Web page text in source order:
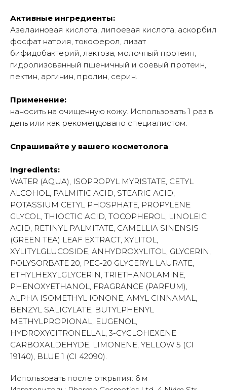
Активные ингредиенты:
Азелаиновая кислота, липоевая кислота, аскорбил
фосфат натрия, токоферол, лизат
бифидобактерий, лактоза, молочный протеин,
гидролизованный пшеничный и соевый протеин,
пектин, аргинин, пролин, серин.
Применение:
наносить на очищенную кожу. Использовать 1 раз в
день или как рекомендовано специалистом.
Спрашивайте у вашего косметолога
Ingredients:
WATER (AQUA), ISOPROPYL MYRISTATE, CETYL
ALCOHOL, PALMITIC ACID, STEARIC ACID,
POTASSIUM CETYL PHOSPHATE, PROPYLENE
GLYCOL, THIOCTIC ACID, TOCOPHEROL, LINOLEIC
ACID, RETINYL PALMITATE, CAMELLIA SINENSIS
(GREEN TEA) LEAF EXTRACT, XYLITOL,
XYLITYLGLUCOSIDE, ANHYDROXYLITOL, GLYCERIN,
POLYSORBATE 20, PEG-20 GLYCERYL LAURATE,
ETHYLHEXYLGLYCERIN, TRIETHANOLAMINE,
PHENOXYETHANOL, FRAGRANCE (PARFUM),
ALPHA ISOMETHYL IONONE, AMYL CINNAMAL,
BENZYL SALICYLATE, BUTYLPHENYL
METHYLPROPIONAL, EUGENOL,
HYDROXYCITRONELLAL, 3-CYCLOHEXENE
CARBOXALDEHYDE, LIMONENE, YELLOW 5 (CI
19140), BLUE 1 (CI 42090).
Использовать после открытия: 6 м